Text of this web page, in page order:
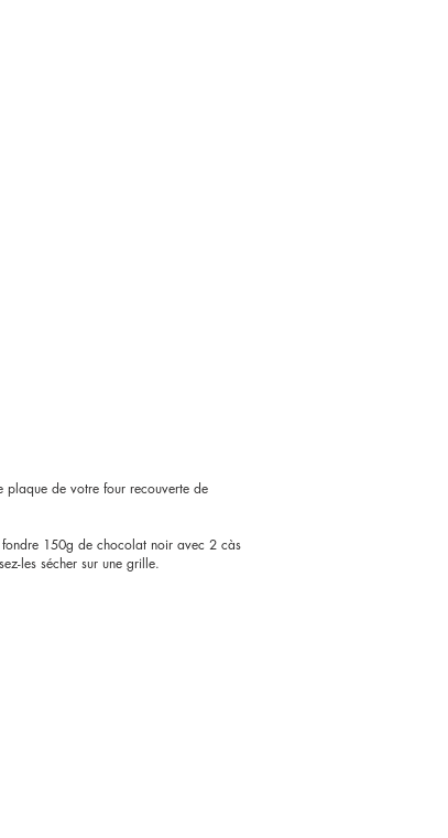
plaque de votre four recouverte de
fondre 150g de chocolat noir avec 2 càs
les sécher sur une grille.